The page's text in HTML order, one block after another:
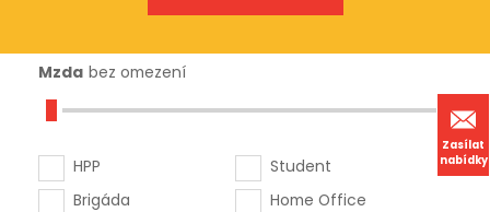
Zasílat
nabídky
Mzda bez omezení
HPP
Brigáda
Student
Home Office